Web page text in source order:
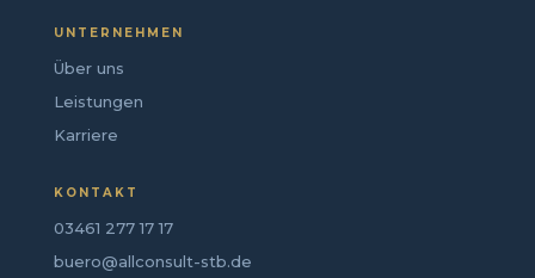
UNTERNEHMEN
Über uns
Leistungen
Karriere
KONTAKT
03461 277 17 17
buero@allconsult-stb.de